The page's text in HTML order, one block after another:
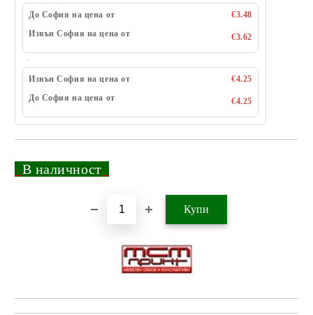
До София на цена от
€3.48
Извън София на цена от
€3.62
Извън София на цена от
€4.25
До София на цена от
€4.25
В наличност